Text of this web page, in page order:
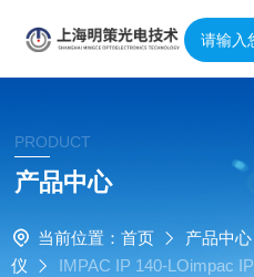
PRODUCT
产品中心
当前位置： 首页 产品中心
仪
IMPAC IP 140-LOimpac